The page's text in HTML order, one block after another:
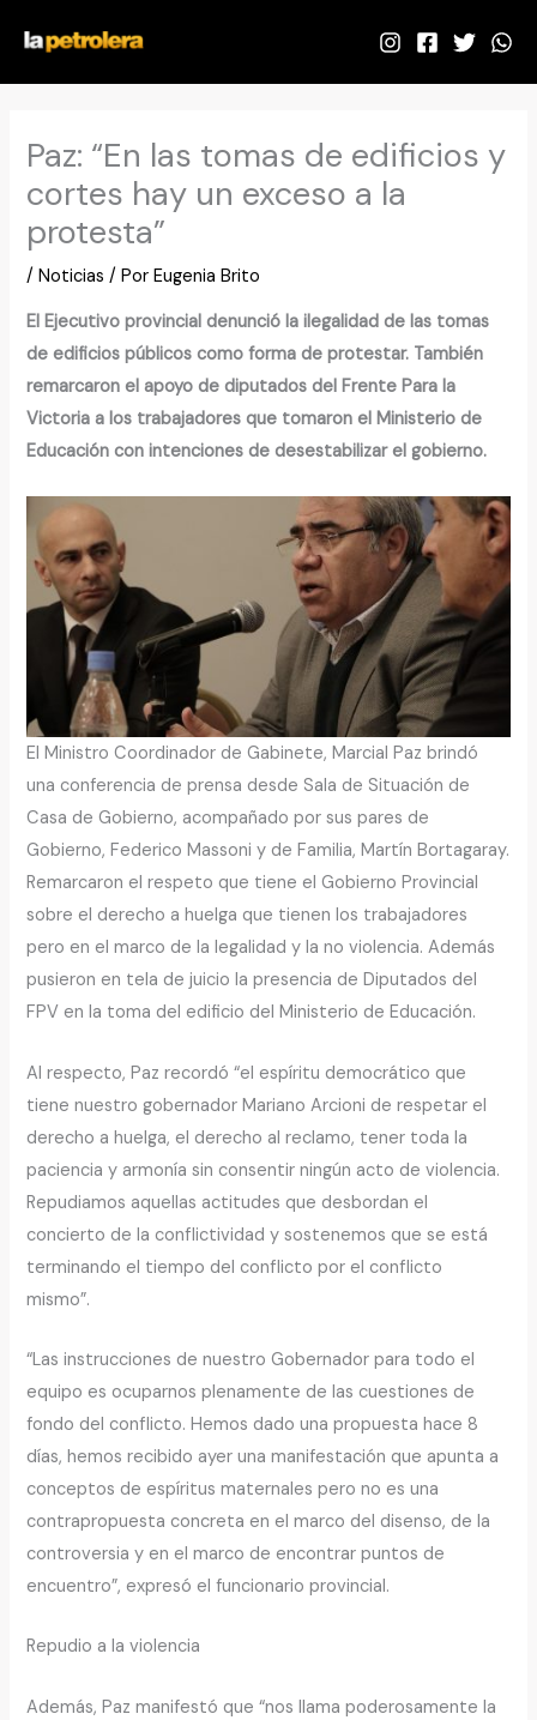
contenido
Paz: “En las tomas de edificios y
cortes hay un exceso a la
protesta”
/Noticias / PorEugenia Brito
El Ejecutivo provincial denunció la ilegalidad de las tomas
de edificios públicos como forma de protestar. También
remarcaron el apoyo de diputados del Frente Para la
Victoria a los trabajadores que tomaron el Ministerio de
Educación con intenciones de desestabilizar el gobierno.
El Ministro Coordinador de Gabinete, Marcial Paz brindó
una conferencia de prensa desde Sala de Situación de
Casa de Gobierno, acompañado por sus pares de
Gobierno, Federico Massoni y de Familia, Martín Bortagaray.
Remarcaron el respeto que tiene el Gobierno Provincial
sobre el derecho a huelga que tienen los trabajadores
pero en el marco de la legalidad y la no violencia. Además
pusieron en tela de juicio la presencia de Diputados del
FPV en la toma del edificio del Ministerio de Educación.
Al respecto, Paz recordó “el espíritu democrático que
tiene nuestro gobernador Mariano Arcioni de respetar el
derecho a huelga, el derecho al reclamo, tener toda la
paciencia y armonía sin consentir ningún acto de violencia.
Repudiamos aquellas actitudes que desbordan el
concierto de la conflictividad y sostenemos que se está
terminando el tiempo del conflicto por el conflicto
mismo”.
“Las instrucciones de nuestro Gobernador para todo el
equipo es ocuparnos plenamente de las cuestiones de
fondo del conflicto. Hemos dado una propuesta hace 8
días, hemos recibido ayer una manifestación que apunta a
conceptos de espíritus maternales pero no es una
contrapropuesta concreta en el marco del disenso, de la
controversia y en el marco de encontrar puntos de
encuentro”, expresó el funcionario provincial.
Repudio a la violencia
Además, Paz manifestó que “nos llama poderosamente la